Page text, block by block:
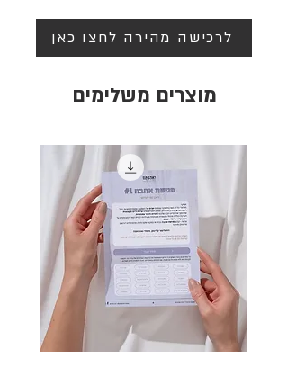
לרכישה מהירה לחצו כאן
מוצרים משלימים